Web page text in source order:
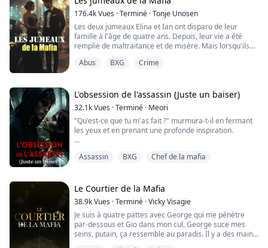
être traquée.
176.4kVues ·Terminé ·Tonje Unosen
Les deux jumeaux Elina et Ian ont disparu de leur
famille à l'âge de quatre ans. Depuis, leur vie a été
remplie de maltraitance et de misère. Mais lorsqu'ils
ans, ils sont pris en charge par un gang. Un jour, ils
année de captivité, ils subissent ...
Abus BXG Crime
L'obsession de l'assassin (Juste un baiser)
32.1kVues ·Terminé · Meori
"Qu'est-ce que tu m'as fait ?" murmura-t-il en fermant
les yeux et en prenant une profonde inspiration.
tu vas payer pour m'avoir fait faire un rêve érotique à
"Prépare-toi, Bluey, parce que tu vas voir ce visage
souvent, et je te promets que notre prochaine renco...
Assassin BXG Chef de la mafia
Le Courtier de la Mafia
38.9kVues ·Terminé ·Vicky Visagie
Je suis à quatre pattes avec George qui me pénètre
par-dessous et Gio dans mon cul, George suce mes
seins, putain, ça ressemble au paradis. Il y a des mains